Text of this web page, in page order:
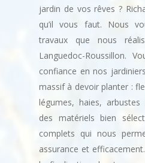
jardin de vos rêves ?
qu’il vous faut. Nous
travaux que nous
Languedoc-Roussillon.
confiance en nos
massif à devoir planter :
légumes, haies,
des matériels bien
complets qui nous
assurance et